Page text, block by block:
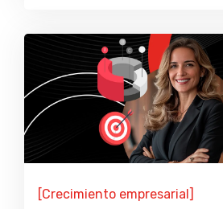
[Crecimiento empresarial]